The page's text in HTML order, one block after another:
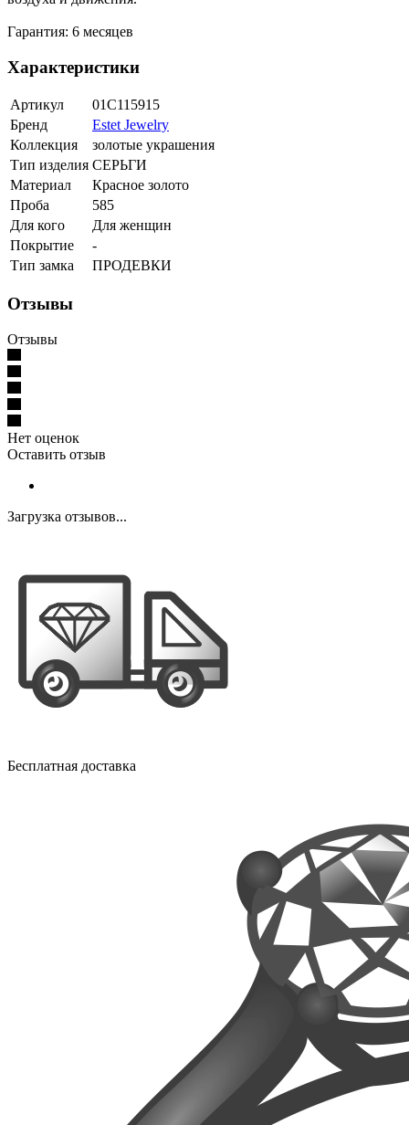
Гарантия: 6 месяцев
Характеристики
Артикул
01С115915
Бренд
Estet Jewelry
Коллекция
золотые украшения
Тип изделия СЕРЬГИ
Материал
Красное золото
Проба
585
Для кого
Для женщин
Покрытие
-
Тип замка
ПРОДЕВКИ
Отзывы
Отзывы
Нет оценок
Оставить отзыв
Загрузка отзывов...
Бесплатная доставка